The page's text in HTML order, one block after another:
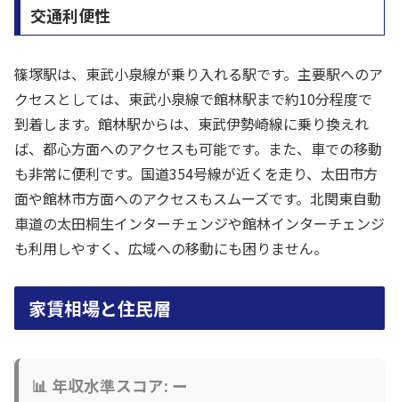
交通利便性
篠塚駅は、東武小泉線が乗り入れる駅です。主要駅へのア
クセスとしては、東武小泉線で館林駅まで約10分程度で
到着します。館林駅からは、東武伊勢崎線に乗り換えれ
ば、都心方面へのアクセスも可能です。また、車での移動
も非常に便利です。国道354号線が近くを走り、太田市方
面や館林市方面へのアクセスもスムーズです。北関東自動
車道の太田桐生インターチェンジや館林インターチェンジ
も利用しやすく、広域への移動にも困りません。
家賃相場と住民層
📊 年収水準スコア: ー